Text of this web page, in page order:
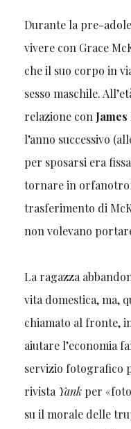
Durante la pre-
vivere con Grace
che il suo corpo in
sesso maschile.
relazione con
l’anno successivo
per sposarsi era
tornare in
trasferimento di
non volevano
La ragazza
vita domestica, ma,
chiamato al fronte,
aiutare l’economia
servizio fotografico
rivistaYankper
su il morale delle